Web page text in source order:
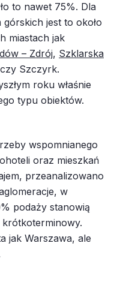
to nawet 75%. Dla
jest to około
miastach jak
– Zdrój, Szklarska
Szczyrk.
roku właśnie
typu obiektów.
wspomnianego
oraz mieszkań
przeanalizowano
w
podaży stanowią
jak Warszawa, ale